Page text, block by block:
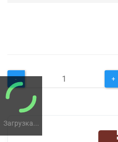
Загрузка...
- +